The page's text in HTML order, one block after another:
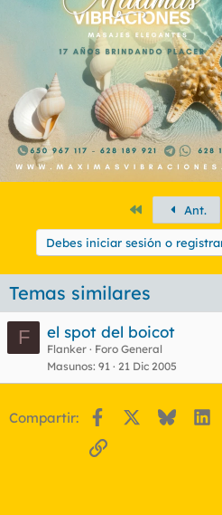
PrimeroAnt.
Debes iniciar sesión o
Temas similares
F
el spot del boicot
Flanker
Foro General
Masunos 91 21 Dic 2005
Compartir: Facebook Bluesky
Enlace